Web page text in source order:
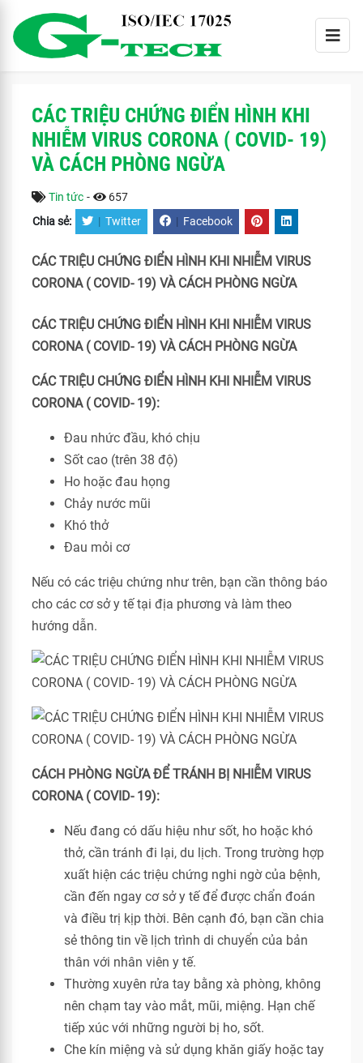
CÁC TRIỆU CHỨNG ĐIỂN HÌNH KHI
NHIỄM VIRUS CORONA ( COVID- 19)
VÀ CÁCH PHÒNG NGỪA
Tin tức - 657
Chia sẻ: | Twitter | Facebook
CÁC TRIỆU CHỨNG ĐIỂN HÌNH KHI NHIỄM VIRUS
CORONA ( COVID- 19) VÀ CÁCH PHÒNG NGỪA
CÁC TRIỆU CHỨNG ĐIỂN HÌNH KHI NHIỄM VIRUS
CORONA ( COVID- 19) VÀ CÁCH PHÒNG NGỪA
CÁC TRIỆU CHỨNG ĐIỂN HÌNH KHI NHIỄM VIRUS
CORONA ( COVID- 19):
Đau nhức đầu, khó chịu
Sốt cao (trên 38 độ)
Ho hoặc đau họng
Chảy nước mũi
Khó thở
Đau mỏi cơ
Nếu có các triệu chứng như trên, bạn cần thông báo
cho các cơ sở y tế tại địa phương và làm theo
hướng dẫn.
CÁCH PHÒNG NGỪA ĐỂ TRÁNH BỊ NHIỄM VIRUS
CORONA ( COVID- 19):
Nếu đang có dấu hiệu như sốt, ho hoặc khó
thở, cần tránh đi lại, du lịch. Trong trường hợp
xuất hiện các triệu chứng nghi ngờ của bệnh,
cần đến ngay cơ sở y tế để được chẩn đoán
và điều trị kịp thời. Bên cạnh đó, bạn cần chia
sẻ thông tin về lịch trình di chuyển của bản
thân với nhân viên y tế.
Thường xuyên rửa tay bằng xà phòng, không
nên chạm tay vào mắt, mũi, miệng. Hạn chế
tiếp xúc với những người bị ho, sốt.
Che kín miệng và sử dụng khăn giấy hoặc tay